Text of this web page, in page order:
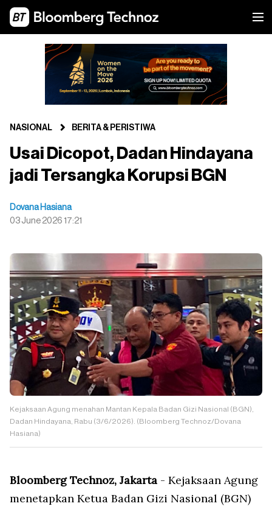
NASIONAL BERITA & PERISTIWA
Usai Dicopot, Dadan Hindayana
jadi Tersangka Korupsi BGN
Dovana Hasiana
03 June 2026 17:21
Kejaksaan Agung menahan Mantan Kepala Badan Gizi Nasional (BGN),
Dadan Hindayana, Rabu (3/6/2026). (Bloomberg Technoz/Dovana
Hasiana)
Bloomberg Technoz, Jakarta - Kejaksaan Agung
menetapkan Ketua Badan Gizi Nasional (BGN)